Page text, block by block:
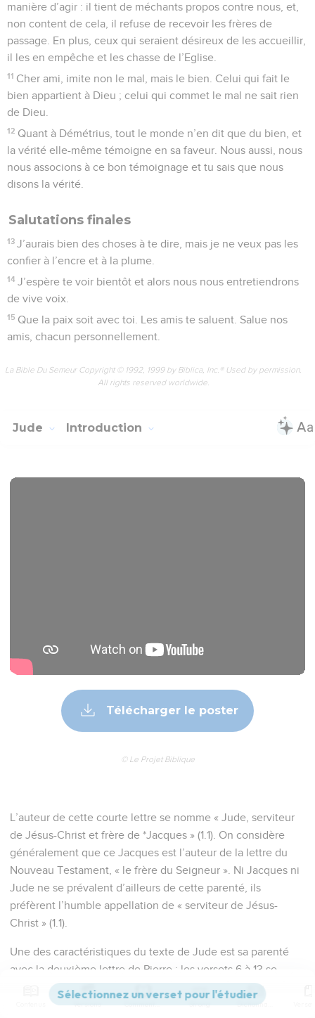
manière d’agir : il tient de méchants propos contre nous, et,
non content de cela, il refuse de recevoir les frères de
passage. En plus, ceux qui seraient désireux de les accueillir,
il les en empêche et les chasse de l’Eglise.
11 Cher ami, imite non le mal, mais le bien. Celui qui fait le
bien appartient à Dieu ; celui qui commet le mal ne sait rien
de Dieu.
12 Quant à Démétrius, tout le monde n’en dit que du bien, et
la vérité elle-même témoigne en sa faveur. Nous aussi, nous
nous associons à ce bon témoignage et tu sais que nous
disons la vérité.
Salutations finales
13 J’aurais bien des choses à te dire, mais je ne veux pas les
confier à l’encre et à la plume.
14 J’espère te voir bientôt et alors nous nous entretiendrons
de vive voix.
15 Que la paix soit avec toi. Les amis te saluent. Salue nos
amis, chacun personnellement.
La Bible Du Semeur Copyright © 1992, 1999 by Biblica, Inc.® Used by permission.
All rights reserved worldwide.
Jude Introduction
Télécharger le poster
© Le Projet Biblique
L’auteur de cette courte lettre se nomme « Jude, serviteur
de Jésus-Christ et frère de *Jacques » (1.1). On considère
généralement que ce Jacques est l’auteur de la lettre du
Nouveau Testament, « le frère du Seigneur ». Ni Jacques ni
Jude ne se prévalent d’ailleurs de cette parenté, ils
préfèrent l’humble appellation de « serviteur de Jésus-
Christ » (1.1).
Une des caractéristiques du texte de Jude est sa parenté
avec la deuxième lettre de Pierre : les versets 6 à 13 se
retrouvent, idée et vocabulaire, en 2 Pierre 2.
Versions Commentaires Strong